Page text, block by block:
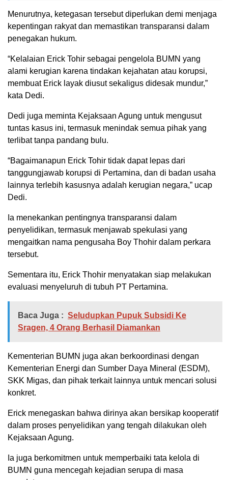
Menurutnya, ketegasan tersebut diperlukan demi menjaga
kepentingan rakyat dan memastikan transparansi dalam
penegakan hukum.
“Kelalaian Erick Tohir sebagai pengelola BUMN yang
alami kerugian karena tindakan kejahatan atau korupsi,
membuat Erick layak diusut sekaligus didesak mundur,”
kata Dedi.
Dedi juga meminta Kejaksaan Agung untuk mengusut
tuntas kasus ini, termasuk menindak semua pihak yang
terlibat tanpa pandang bulu.
“Bagaimanapun Erick Tohir tidak dapat lepas dari
tanggungjawab korupsi di Pertamina, dan di badan usaha
lainnya terlebih kasusnya adalah kerugian negara,” ucap
Dedi.
Ia menekankan pentingnya transparansi dalam
penyelidikan, termasuk menjawab spekulasi yang
mengaitkan nama pengusaha Boy Thohir dalam perkara
tersebut.
Sementara itu, Erick Thohir menyatakan siap melakukan
evaluasi menyeluruh di tubuh PT Pertamina.
Baca Juga : Seludupkan Pupuk Subsidi Ke
Sragen, 4 Orang Berhasil Diamankan
Kementerian BUMN juga akan berkoordinasi dengan
Kementerian Energi dan Sumber Daya Mineral (ESDM),
SKK Migas, dan pihak terkait lainnya untuk mencari solusi
konkret.
Erick menegaskan bahwa dirinya akan bersikap kooperatif
dalam proses penyelidikan yang tengah dilakukan oleh
Kejaksaan Agung.
Ia juga berkomitmen untuk memperbaiki tata kelola di
BUMN guna mencegah kejadian serupa di masa